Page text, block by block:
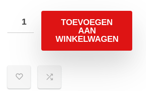
TOEVOEGEN
AAN
WINKELWAGEN